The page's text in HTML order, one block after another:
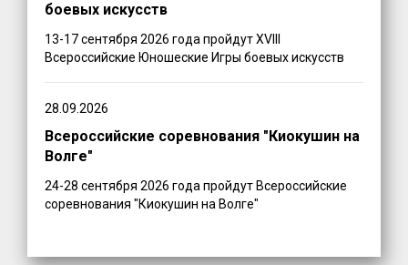
боевых искусств
13-17 сентября 2026 года пройдут XVIII
Всероссийские Юношеские Игры боевых искусств
28.09.2026
Всероссийские соревнования "Киокушин на
Волге"
24-28 сентября 2026 года пройдут Всероссийские
соревнования "Киокушин на Волге"